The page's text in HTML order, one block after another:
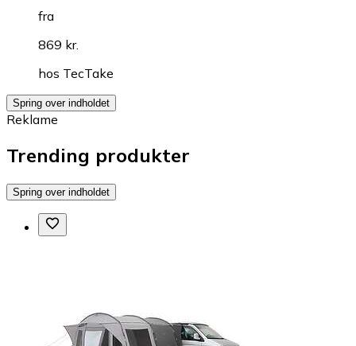
fra
869 kr.
hos TecTake
Spring over indholdet
Reklame
Trending produkter
Spring over indholdet